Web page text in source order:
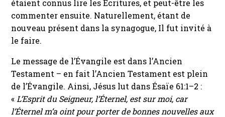
étaient connus lire les Écritures, et peut-être les
commenter ensuite. Naturellement, étant de
nouveau présent dans la synagogue, Il fut invité à
le faire.
Le message de l’Évangile est dans l’Ancien
Testament – en fait l’Ancien Testament est plein
de l’Évangile. Ainsi, Jésus lut dans Ésaïe 61:1–2 :
« L’Esprit du Seigneur, l’Éternel, est sur moi, car
l’Éternel m’a oint pour porter de bonnes nouvelles aux